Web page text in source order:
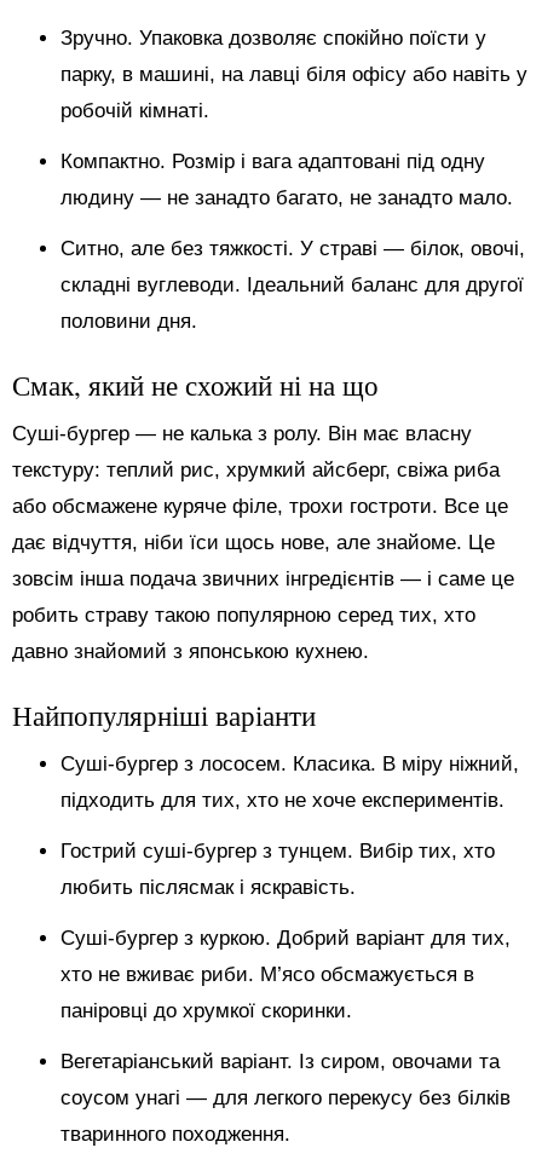
Зручно. Упаковка дозволяє спокійно поїсти у
парку, в машині, на лавці біля офісу або навіть у
робочій кімнаті.
Компактно. Розмір і вага адаптовані під одну
людину — не занадто багато, не занадто мало.
Ситно, але без тяжкості. У страві — білок, овочі,
складні вуглеводи. Ідеальний баланс для другої
половини дня.
Смак, який не схожий ні на що
Суші-бургер — не калька з ролу. Він має власну
текстуру: теплий рис, хрумкий айсберг, свіжа риба
або обсмажене куряче філе, трохи гостроти. Все це
дає відчуття, ніби їси щось нове, але знайоме. Це
зовсім інша подача звичних інгредієнтів — і саме це
робить страву такою популярною серед тих, хто
давно знайомий з японською кухнею.
Найпопулярніші варіанти
Суші-бургер з лососем. Класика. В міру ніжний,
підходить для тих, хто не хоче експериментів.
Гострий суші-бургер з тунцем. Вибір тих, хто
любить післясмак і яскравість.
Суші-бургер з куркою. Добрий варіант для тих,
хто не вживає риби. М’ясо обсмажується в
паніровці до хрумкої скоринки.
Вегетаріанський варіант. Із сиром, овочами та
соусом унагі — для легкого перекусу без білків
тваринного походження.